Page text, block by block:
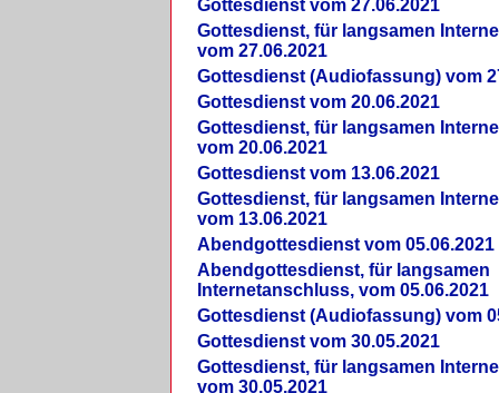
Gottesdienst vom 27.06.2021
Gottesdienst, für langsamen
vom 27.06.2021
Gottesdienst (Audiofassung) vom
Gottesdienst vom 20.06.2021
Gottesdienst, für langsamen
vom 20.06.2021
Gottesdienst vom 13.06.2021
Gottesdienst, für langsamen
vom 13.06.2021
Abendgottesdienst vom 05.06.2021
Abendgottesdienst, für langsamen
Internetanschluss, vom 05.06.2021
Gottesdienst (Audiofassung) vom
Gottesdienst vom 30.05.2021
Gottesdienst, für langsamen
vom 30.05.2021